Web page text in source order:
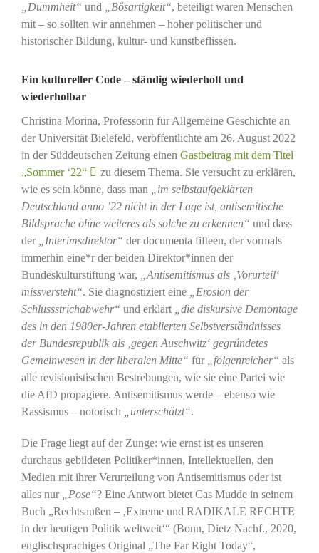
„Dummheit“ und „Bösartigkeit“, beteiligt waren Menschen
mit – so sollten wir annehmen – hoher politischer und
historischer Bildung, kultur- und kunstbeflissen.
Ein kultureller Code – ständig wiederholt und
wiederholbar
Christina Morina, Professorin für Allgemeine Geschichte an
der Universität Bielefeld, veröffentlichte am 26. August 2022
in der Süddeutschen Zeitung einen Gastbeitrag mit dem Titel
„Sommer ‘22“
zu diesem Thema. Sie versucht zu erklären,
wie es sein könne, dass man
„im selbstaufgeklärten
Deutschland anno ’22 nicht in der Lage ist, antisemitische
Bildsprache ohne weiteres als solche zu erkennen“ und dass
der
„Interimsdirektor“ der documenta fifteen, der vormals
immerhin eine*r der beiden Direktor*innen der
Bundeskulturstiftung war,
„Antisemitismus als ‚Vorurteil‘
missversteht“. Sie diagnostiziert eine
„Erosion der
Schlussstrichabwehr“ und erklärt
„die diskursive Demontage
des in den 1980er-Jahren etablierten Selbstverständnisses
der Bundesrepublik als ‚gegen Auschwitz‘ gegründetes
Gemeinwesen in der liberalen Mitte“ für „folgenreicher“ als
alle revisionistischen Bestrebungen, wie sie eine Partei wie
die AfD propagiere. Antisemitismus werde – ebenso wie
Rassismus – notorisch
„unterschätzt“.
Die Frage liegt auf der Zunge: wie ernst ist es unseren
durchaus gebildeten Politiker*innen, Intellektuellen, den
Medien mit ihrer Verurteilung von Antisemitismus oder ist
alles nur
„Pose“? Eine Antwort bietet Cas Mudde in seinem
Buch „Rechtsaußen – ‚Extreme und RADIKALE RECHTE
in der heutigen Politik weltweit‘“ (Bonn, Dietz Nachf., 2020,
englischsprachiges Original „The Far Right Today“,